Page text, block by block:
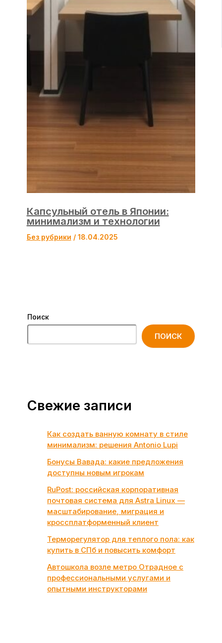
Капсульный отель в Японии:
минимализм и технологии
Без рубрики / 18.04.2025
Поиск
ПОИСК
Свежие записи
Как создать ванную комнату в стиле
минимализм: решения Antonio Lupi
Бонусы Вавада: какие предложения
доступны новым игрокам
RuPost: российская корпоративная
почтовая система для Astra Linux —
масштабирование, миграция и
кроссплатформенный клиент
Терморегулятор для теплого пола: как
купить в СПб и повысить комфорт
Автошкола возле метро Отрадное с
профессиональными услугами и
опытными инструкторами